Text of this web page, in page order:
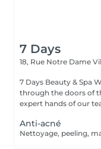
7 Days
18, Rue Notre Dame
7 Days Beauty & Spa Welcome to our institute, By walking
through the doors of
Anti-acné
Nettoyage, peeling,